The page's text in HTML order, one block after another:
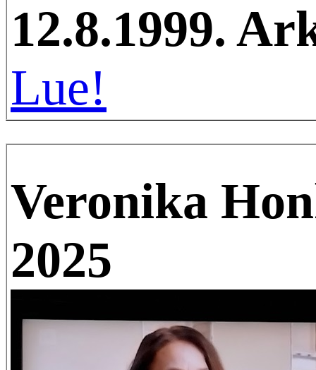
12.8.1999.
Lue!
Veronika
2025